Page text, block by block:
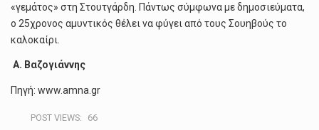
«γεμάτος» στη Στουτγάρδη. Πάντως σύμφωνα με δημοσιεύματα,
ο 25χρονος αμυντικός θέλει να φύγει από τους Σουηβούς το
καλοκαίρι.
A. Bαζογιάννης
Πηγή: www.amna.gr
POST VIEWS: 66